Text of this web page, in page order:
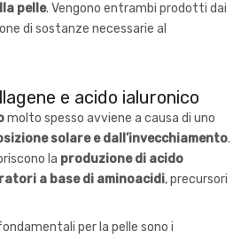
pelle. Vengono entrambi prodotti dai
di sostanze necessarie al
e acido ialuronico
molto spesso avviene a causa di uno
solare e dall’invecchiamento.
la produzione di acido
a base di aminoacidi, precursori
per la pelle sono i